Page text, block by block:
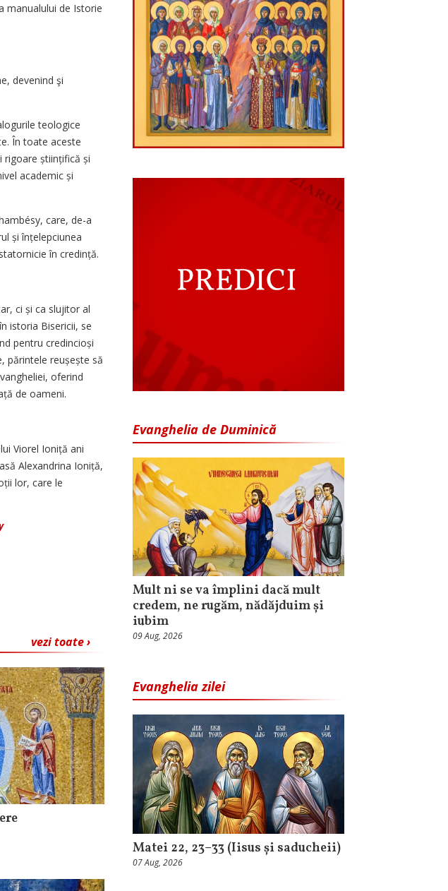
manualului de Istorie
devenind şi
teologice
În toate aceste
rigoare științifică și
academic și
care, de-a
și înțelepciunea
în credință.
ci și ca slujitor al
istoria Bisericii, se
pentru cre­din­cioși
părintele reu­șește să
oferind
de oameni.
Viorel Ioniță ani
Alexandrina Ioniță,
lor, care le
vezi toate ›
Evanghelia de Duminică
Mult ni se va împlini dacă mult
credem, ne rugăm, nădăjduim și
iubim
09 Aug, 2026
Evanghelia zilei
Matei 22, 23–33 (Iisus și saducheii)
07 Aug, 2026